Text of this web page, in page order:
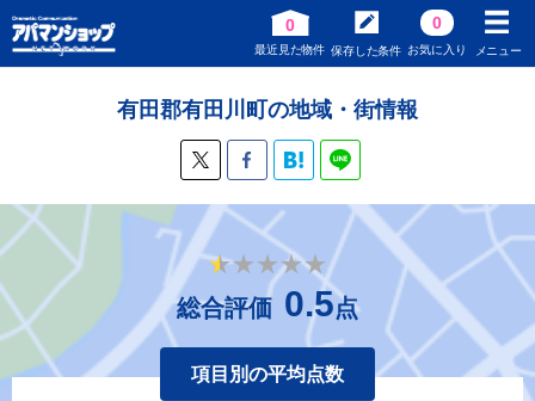
0
最近見た物件 保存した条件
0
お気に入り メニュー
有田郡有田川町の地域・街情報
★★★★★
★★★★★
総合評価 0.5点
項目別の平均点数